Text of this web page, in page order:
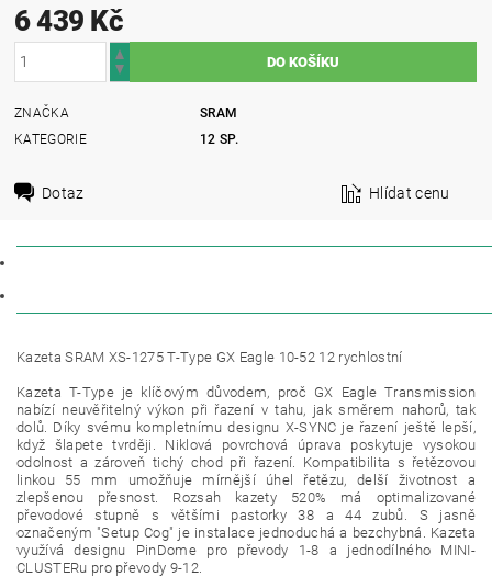
6 439 Kč
ZNAČKA
SRAM
KATEGORIE
12 SP.
Dotaz Hlídat cenu
Kazeta SRAM XS-1275 T-Type GX Eagle 10-52 12 rychlostní
Kazeta T-Type je klíčovým důvodem, proč GX Eagle Transmission
nabízí neuvěřitelný výkon při řazení v tahu, jak směrem nahorů, tak
dolů. Díky svému kompletnímu designu X-SYNC je řazení ještě lepší,
když šlapete tvrději. Niklová povrchová úprava poskytuje vysokou
odolnost a zároveň tichý chod při řazení. Kompatibilita s řetězovou
linkou 55 mm umožňuje mírnější úhel řetězu, delší životnost a
zlepšenou přesnost. Rozsah kazety 520% má optimalizované
převodové stupně s většími pastorky 38 a 44 zubů. S jasně
označeným "Setup Cog" je instalace jednoduchá a bezchybná. Kazeta
využívá designu PinDome pro převody 1-8 a jednodílného MINI-
CLUSTERu pro převody 9-12.